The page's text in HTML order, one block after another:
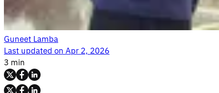
Guneet Lamba
Last updated onApr 2, 2026
3 min